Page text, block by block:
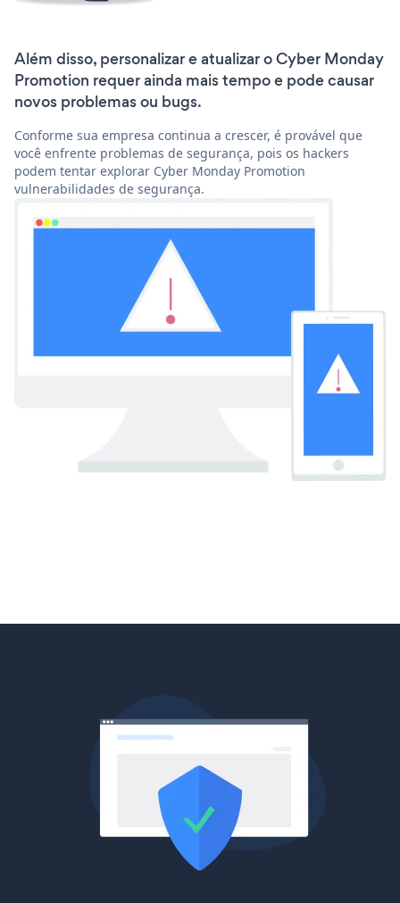
Além disso, personalizar e atualizar o Cyber Monday
Promotion requer ainda mais tempo e pode causar
novos problemas ou bugs.
Conforme sua empresa continua a crescer, é provável que
você enfrente problemas de segurança, pois os hackers
podem tentar explorar Cyber Monday Promotion
vulnerabilidades de segurança.